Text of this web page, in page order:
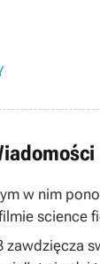
w nim
science
zawdzięcza